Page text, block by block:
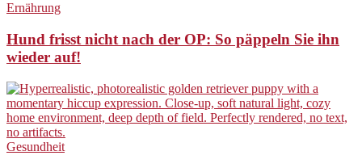
Ernährung
Hund frisst nicht nach der OP: So päppeln Sie ihn
wieder auf!
Gesundheit